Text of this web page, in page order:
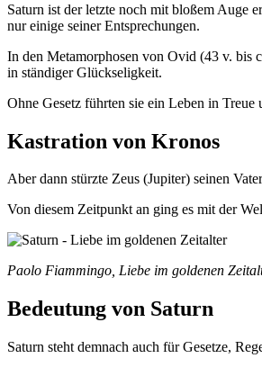
Saturn ist der letzte noch mit bloßem Auge
nur einige seiner Entsprechungen.
In den Metamorphosen von Ovid (43 v. bis
in ständiger Glückseligkeit.
Ohne Gesetz führten sie ein Leben in
Kastration von Kronos
Aber dann stürzte Zeus (Jupiter) seinen
Von diesem Zeitpunkt an ging es mit der
Paolo Fiammingo, Liebe im goldenen
Bedeutung von Saturn
Saturn steht demnach auch für Gesetze,